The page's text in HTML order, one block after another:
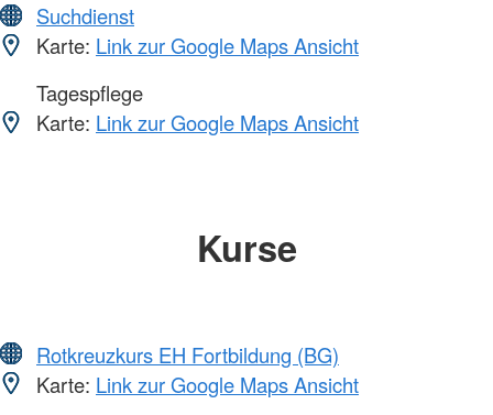
Suchdienst
Karte: Link zur Google Maps Ansicht
Tagespflege
Karte: Link zur Google Maps Ansicht
Kurse
Rotkreuzkurs EH Fortbildung (BG)
Karte: Link zur Google Maps Ansicht